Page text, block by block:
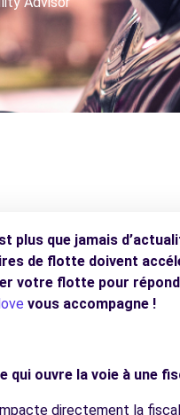
plus que jamais
de flotte doivent
votre flotte pour
vous accompagne !
qui ouvre la voie à une
directement la